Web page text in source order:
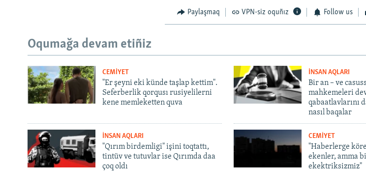
Paylaşmaq VPN-siz oquñız Follow us
Oqumağa devam etiñiz
CEMİYET
"Er şeyni eki künde taşlap kettim".
Seferberlik qorqusı rusiyelilerni
kene memleketten quva
İNSAN AQLARI
Bir an – ve
mahkemeleri
qabaatlavlarını
nasıl baqalar
İNSAN AQLARI
"Qırım birdemligi" işini toqtattı,
tintüv ve tutuvlar ise Qırımda daa
çoq oldı
CEMİYET
"Haberlerge
ekenler, amma
ekektriksizmiz"